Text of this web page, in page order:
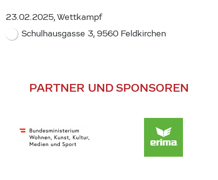
23.02.2025, Wettkampf
Schulhausgasse 3, 9560 Feldkirchen
PARTNER UND SPONSOREN